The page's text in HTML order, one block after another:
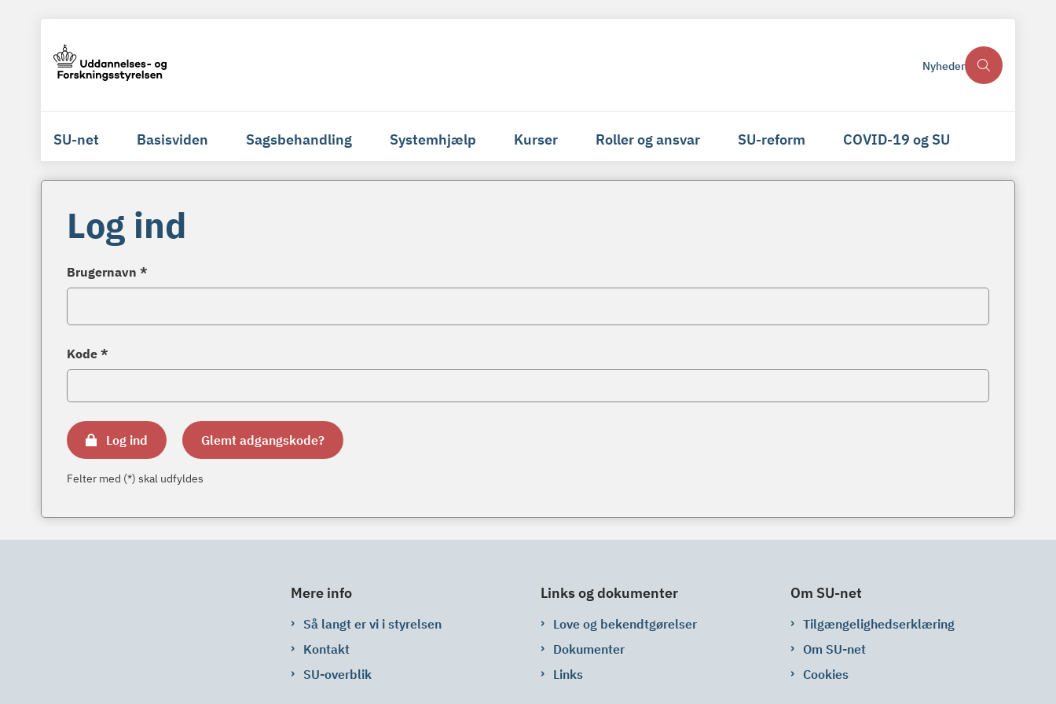
Nyheder
SU-net Basisviden Sagsbehandling Systemhjælp Kurser Roller og ansvar SU-reform COVID-19 og SU
Log ind
Brugernavn *
Kode *
Log ind Glemt adgangskode?
Felter med (*) skal udfyldes
Mere info
Så langt er vi i styrelsen
Kontakt
SU-overblik
Links og dokumenter
Love og bekendtgørelser
Dokumenter
Links
Om SU-net
Tilgængelighedserklæring
Om SU-net
Cookies